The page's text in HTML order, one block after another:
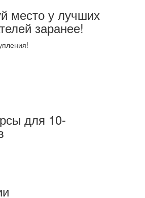
место у лучших
заранее!
для 10-